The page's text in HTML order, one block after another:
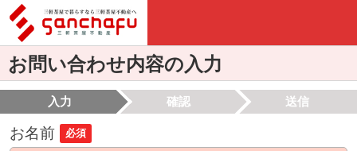
お問い合わせ内容の入力
入力 確認 送信
お名前 必須